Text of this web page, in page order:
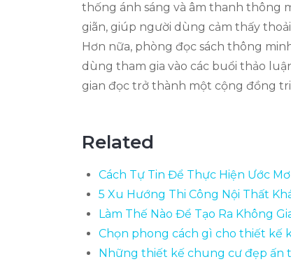
thống ánh sáng và âm thanh thông
giãn, giúp người dùng cảm thấy
Hơn nữa, phòng đọc sách thông
dùng tham gia vào các buổi thảo
gian đọc trở thành một cộng đồng
Related
Cách Tự Tin Để Thực Hiện Ước
5 Xu Hướng Thi Công Nội Thất
Làm Thế Nào Để Tạo Ra Không
Chọn phong cách gì cho thiết kế
Những thiết kế chung cư đẹp ấn